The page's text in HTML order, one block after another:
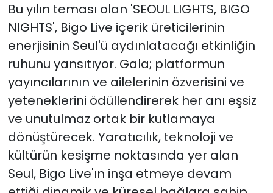
Bu yılın teması olan 'SEOUL LIGHTS, BIGO
NIGHTS', Bigo Live içerik üreticilerinin
enerjisinin Seul'ü aydınlatacağı etkinliğin
ruhunu yansıtıyor. Gala; platformun
yayıncılarının ve ailelerinin özverisini ve
yeteneklerini ödüllendirerek her anı eşsiz
ve unutulmaz ortak bir kutlamaya
dönüştürecek. Yaratıcılık, teknoloji ve
kültürün kesişme noktasında yer alan
Seul, Bigo Live'ın inşa etmeye devam